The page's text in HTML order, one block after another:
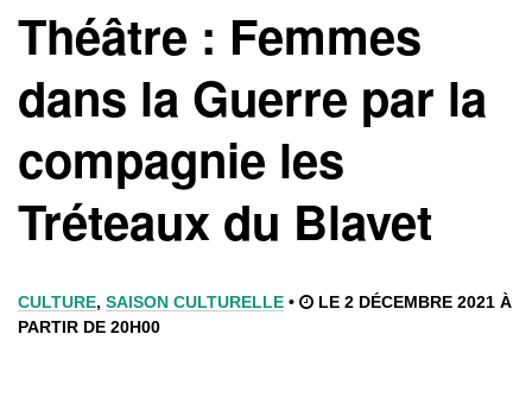
Théâtre : Femmes
dans la Guerre par la
compagnie les
Tréteaux du Blavet
CULTURE, SAISON CULTURELLE •
LE 2 DÉCEMBRE 2021 À
PARTIR DE 20H00